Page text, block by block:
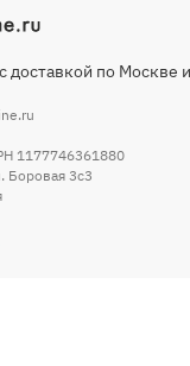
по Москве
1177746361880
Боровая 3c3